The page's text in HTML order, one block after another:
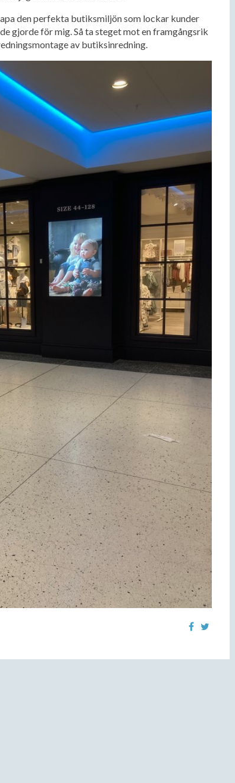
den perfekta butiksmiljön som lockar kunder
gjorde för mig. Så ta steget mot en framgångsrik
av butiksinredning.